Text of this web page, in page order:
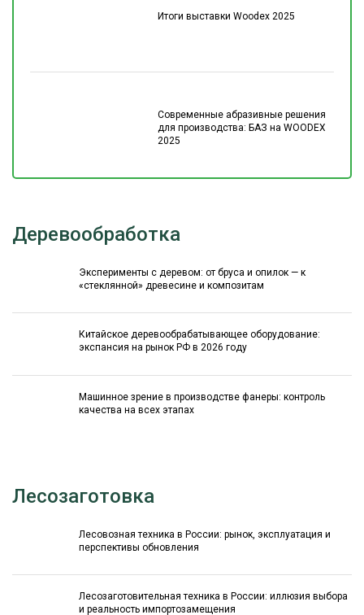
Итоги выставки Woodex 2025
Современные абразивные решения
для производства: БАЗ на WOODEX
2025
Деревообработка
Эксперименты с деревом: от бруса и опилок — к
«стеклянной» древесине и композитам
Китайское деревообрабатывающее оборудование:
экспансия на рынок РФ в 2026 году
Машинное зрение в производстве фанеры: контроль
качества на всех этапах
Лесозаготовка
Лесовозная техника в России: рынок, эксплуатация и
перспективы обновления
Лесозаготовительная техника в России: иллюзия выбора
и реальность импортозамещения